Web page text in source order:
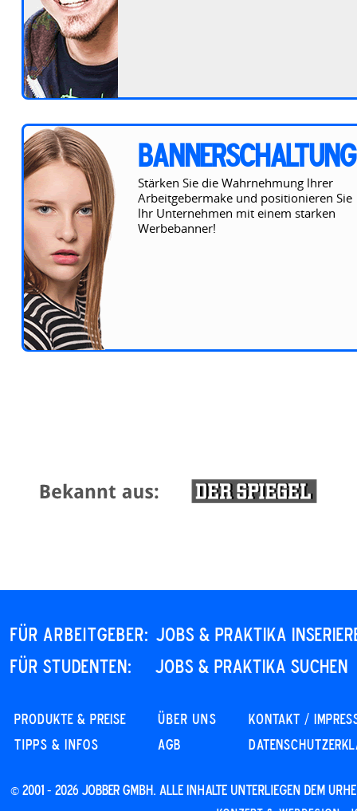
BANNERSCHALTUNG
Stärken Sie die Wahrnehmung lhrer
Arbeitgebermake und positionieren Sie
lhr Unternehmen mit einem starken
Werbebanner!
Für Arbeitgeber: JOBS & PRAKTIKA
Für STUDENTEN:
JOBS & PRAKTIKA SUCHEN
PRODUKTE & PREISE
Tipps & Infos
Über uns
AGB
KONTAKT /
© 2001 - 2026 JOBBER GmbH. Alle Inhalte unterliegen dem